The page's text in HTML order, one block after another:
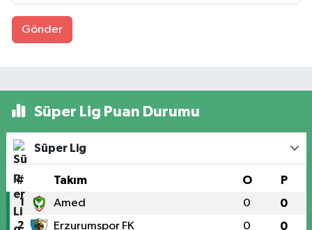
Gönder
Süper Lig Puan Durumu
Süper Lig
# Takım O P
1 Amed 0 0
2 Erzurumspor FK 0 0